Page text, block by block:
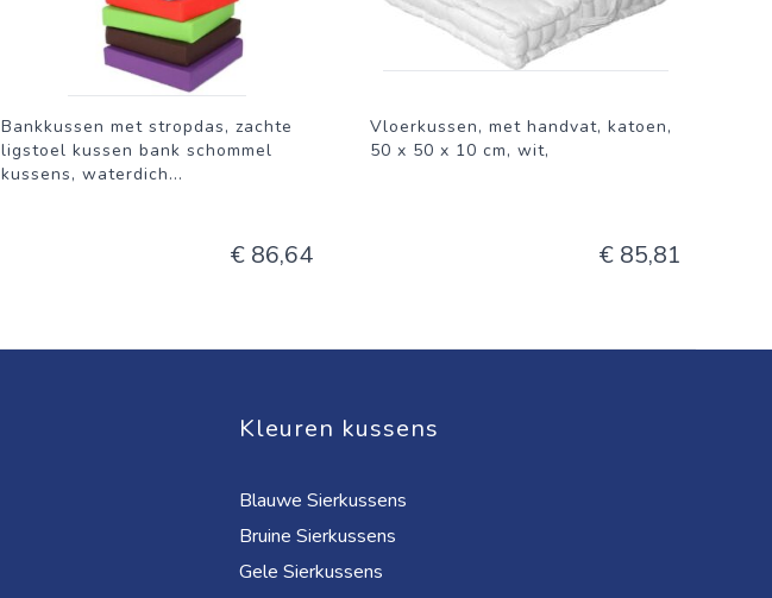
Bankkussen met stropdas, zachte
ligstoel kussen bank schommel
kussens, waterdich...
€ 86,64
Vloerkussen, met handvat, katoen,
50 x 50 x 10 cm, wit,
€ 85,81
Kleuren kussens
Blauwe Sierkussens
Bruine Sierkussens
Gele Sierkussens